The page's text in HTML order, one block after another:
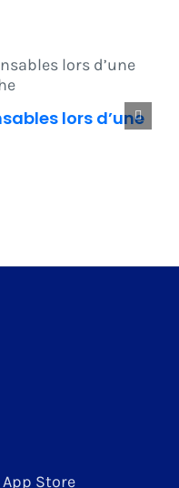
lors d’une